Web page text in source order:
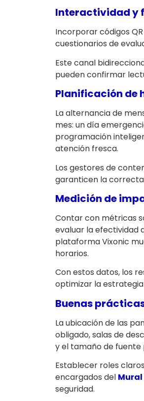
Interactividad y
Incorporar códigos
cuestionarios de
Este canal
pueden confirmar
Planificación de
La alternancia de
mes: un día
programación
atención fresca.
Los gestores de
garanticen la
Medición de
Contar con métricas
evaluar la efectividad
plataforma Vixonic
horarios.
Con estos datos, los
optimizar la estrategia
Buenas
La ubicación de las
obligado, salas de
y el tamaño de fuente
Establecer roles
encargados del
seguridad.